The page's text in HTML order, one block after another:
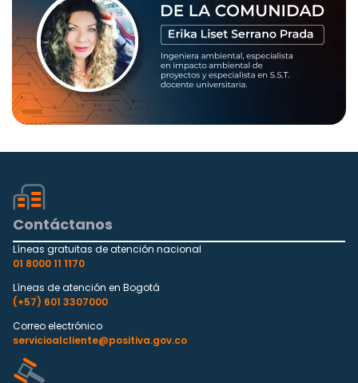
Contáctanos
Líneas gratuitas de atención nacional
01 8000 11 1170
Líneas de atención en Bogotá
(+57) 601 3307000
Correo electrónico
servicioalcliente@positiva.gov.co